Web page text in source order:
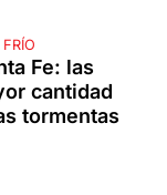
Fe: las
cantidad
tormentas